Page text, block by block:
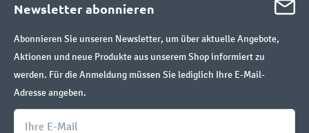
Newsletter abonnieren
Abonnieren Sie unseren Newsletter, um über aktuelle Angebote,
Aktionen und neue Produkte aus unserem Shop informiert zu
werden. Für die Anmeldung müssen Sie lediglich Ihre E-Mail-
Adresse angeben.